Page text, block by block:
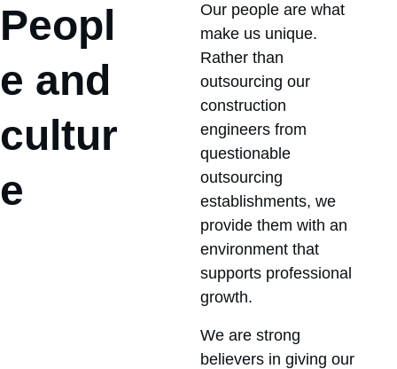
Peopl
e and
cultur
e
Our people are what
make us unique.
Rather than
outsourcing our
construction
engineers from
questionable
outsourcing
establishments, we
provide them with an
environment that
supports professional
growth.
We are strong
believers in giving our